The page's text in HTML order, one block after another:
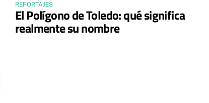
REPORTAJES
El Polígono de Toledo: qué significa
realmente su nombre